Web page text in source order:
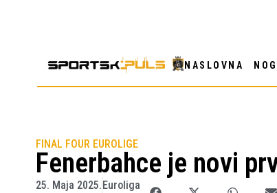
NASLOVNA
FINAL FOUR EUROLIGE
Fenerbahce je novi
25. Maja 2025.Euroliga